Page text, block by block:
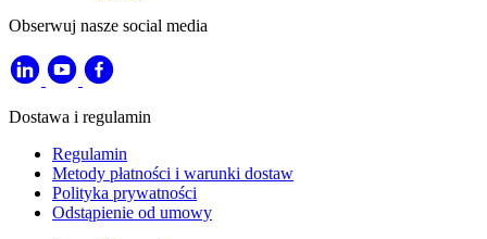
Obserwuj nasze social media
Dostawa i regulamin
Regulamin
Metody płatności i warunki dostaw
Polityka prywatności
Odstąpienie od umowy